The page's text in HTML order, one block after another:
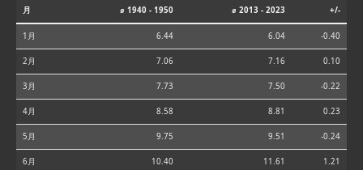
月 ⌀ 1940 - 1950 ⌀ 2013 - 2023 +/-
1月 6.44 6.04 -0.40
2月 7.06 7.16 0.10
3月 7.73 7.50 -0.22
4月 8.58 8.81 0.23
5月 9.75 9.51 -0.24
6月 10.40 11.61 1.21